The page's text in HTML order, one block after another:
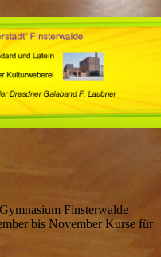
Finsterwalde
bis November Kurse für